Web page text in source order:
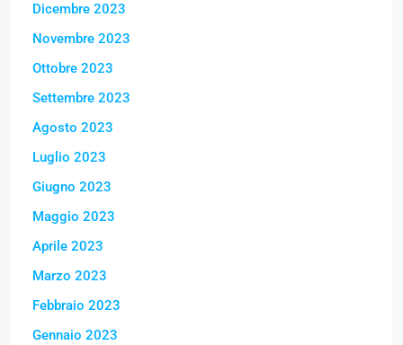
Dicembre 2023
Novembre 2023
Ottobre 2023
Settembre 2023
Agosto 2023
Luglio 2023
Giugno 2023
Maggio 2023
Aprile 2023
Marzo 2023
Febbraio 2023
Gennaio 2023